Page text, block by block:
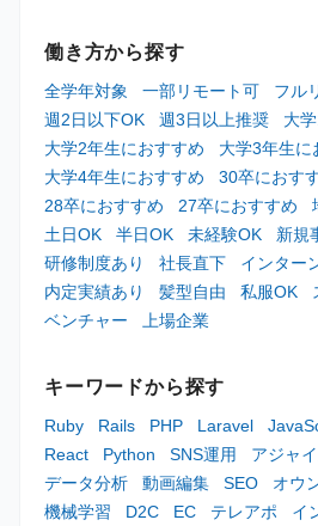
働き方から探す
全学年対象 一部リモート可
フル
週2日以下OK
週3日以上推奨
大
大学2年生におすすめ
大学3年生に
大学4年生におすすめ
30卒におす
28卒におすすめ
27卒におすすめ
土日OK
半日OK 未経験OK 新規
研修制度あり
社長直下
インター
内定実績あり
髪型自由 私服OK
ベンチャー
上場企業
キーワードから探す
Ruby Rails PHP Laravel
React
Python SNS運用 アジャ
データ分析
動画編集 SEO
オウ
機械学習
D2C EC テレアポ
イ